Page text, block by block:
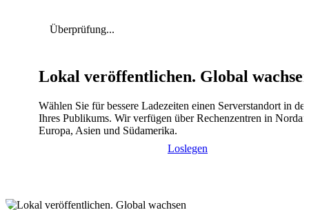
Überprüfung...
Lokal veröffentlichen. Global
Wählen Sie für bessere Ladezeiten einen Serverstandort in
Ihres Publikums. Wir verfügen über Rechenzentren in
Europa, Asien und Südamerika.
Loslegen